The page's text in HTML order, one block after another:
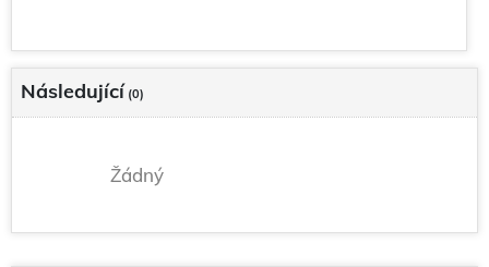
Následující (0)
Žádný